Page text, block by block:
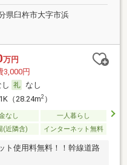
県臼杵市大字市浜
万円
3,000円
し
なし
（28.24m2）
なし
一人暮らし
(近隣含) インターネット無料
使用料無料！！幹線道路